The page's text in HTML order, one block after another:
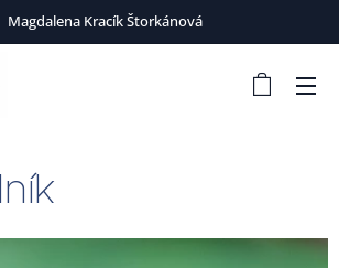
Magdalena Kracík Štorkánová